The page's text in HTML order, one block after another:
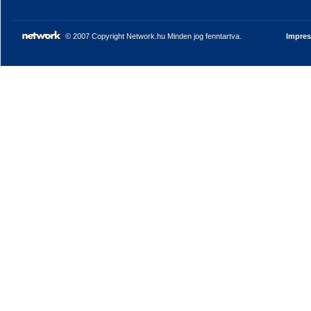
© 2007 Copyright Network.hu Minden jog fenntartva.